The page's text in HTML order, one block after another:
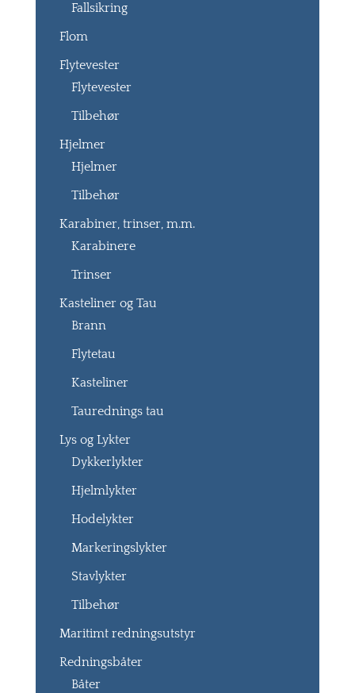
Fallsikring
Flom
Flytevester
Flytevester
Tilbehør
Hjelmer
Hjelmer
Tilbehør
Karabiner, trinser, m.m.
Karabinere
Trinser
Kasteliner og Tau
Brann
Flytetau
Kasteliner
Taurednings tau
Lys og Lykter
Dykkerlykter
Hjelmlykter
Hodelykter
Markeringslykter
Stavlykter
Tilbehør
Maritimt redningsutstyr
Redningsbåter
Båter